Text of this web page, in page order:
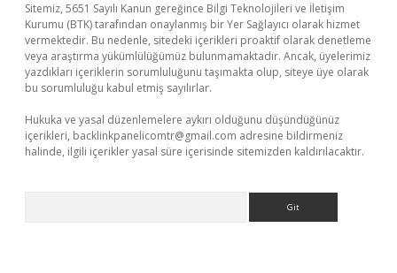
Sitemiz, 5651 Sayılı Kanun gereğince Bilgi Teknolojileri ve İletişim
Kurumu (BTK) tarafından onaylanmış bir Yer Sağlayıcı olarak hizmet
vermektedir. Bu nedenle, sitedeki içerikleri proaktif olarak denetleme
veya araştırma yükümlülüğümüz bulunmamaktadır. Ancak, üyelerimiz
yazdıkları içeriklerin sorumluluğunu taşımakta olup, siteye üye olarak
bu sorumluluğu kabul etmiş sayılırlar.
Hukuka ve yasal düzenlemelere aykırı olduğunu düşündüğünüz
içerikleri, backlinkpanelicomtr@gmail.com adresine bildirmeniz
halinde, ilgili içerikler yasal süre içerisinde sitemizden kaldırılacaktır.